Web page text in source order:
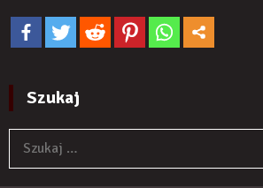
Szukaj